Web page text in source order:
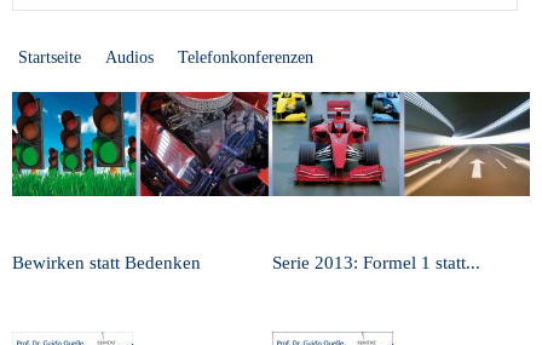
Startseite Audios Telefonkonferenzen
Bewirken statt Bedenken Serie 2013: Formel 1 statt...